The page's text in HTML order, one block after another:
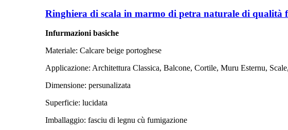
Ringhiera di scala in marmo di petra naturale di qualità
Infurmazioni basiche
Materiale: Calcare beige portoghese
Applicazione: Architettura Classica, Balcone, Cortile, Muru Esternu,
Dimensione: persunalizata
Superficie: lucidata
Imballaggio: fasciu di legnu cù fumigazione